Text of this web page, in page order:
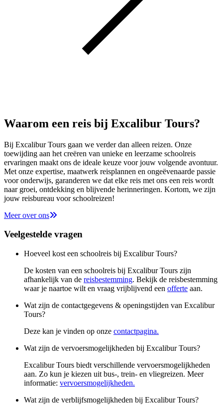
Waarom een reis bij Excalibur Tours?
Bij Excalibur Tours gaan we verder dan alleen reizen. Onze
toewijding aan het creëren van unieke en leerzame schoolreis
ervaringen maakt ons de ideale keuze voor jouw volgende avontuur.
Met onze expertise, maatwerk reisplannen en ongeëvenaarde passie
voor onderwijs, garanderen we dat elke reis met ons een reis wordt
naar groei, ontdekking en blijvende herinneringen. Kortom, we zijn
jouw reisbureau voor schoolreizen!
Meer over ons
Veelgestelde vragen
Hoeveel kost een schoolreis bij Excalibur Tours?
De kosten van een schoolreis bij Excalibur Tours zijn
afhankelijk van de reisbestemming. Bekijk de reisbestemming
waar je naartoe wilt en vraag vrijblijvend een offerte aan.
Wat zijn de contactgegevens & openingstijden van Excalibur
Tours?
Deze kan je vinden op onze contactpagina.
Wat zijn de vervoersmogelijkheden bij Excalibur Tours?
Excalibur Tours biedt verschillende vervoersmogelijkheden
aan. Zo kun je kiezen uit bus-, trein- en vliegreizen. Meer
informatie: vervoersmogelijkheden.
Wat zijn de verblijfsmogelijkheden bij Excalibur Tours?